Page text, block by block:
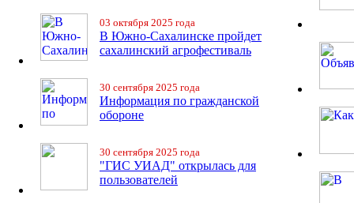
03 октября 2025 года
В Южно-Сахалинске пройдет
сахалинский агрофестиваль
30 сентября 2025 года
Информация по гражданской
обороне
30 сентября 2025 года
"ГИС УИАД" открылась для
пользователей